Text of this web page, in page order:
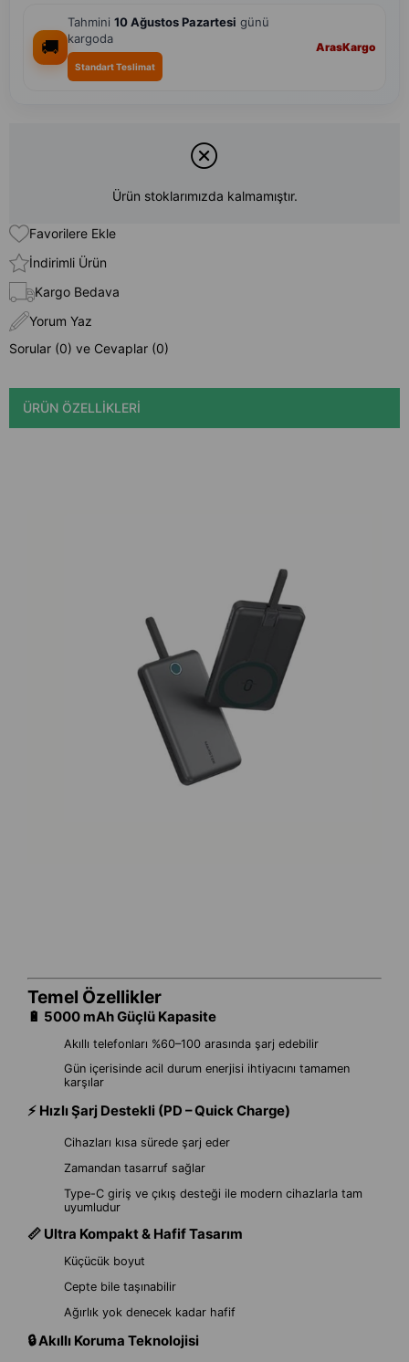
🚚
Tahmini 10 Ağustos Pazartesi günü
kargoda
Standart Teslimat
ArasKargo
Ürün stoklarımızda kalmamıştır.
Favorilere Ekle
İndirimli Ürün
Kargo Bedava
Yorum Yaz
Sorular (0) ve Cevaplar (0)
ÜRÜN ÖZELLIKLERI
Temel Özellikler
🔋 5000 mAh Güçlü Kapasite
Akıllı telefonları %60–100 arasında şarj edebilir
Gün içerisinde acil durum enerjisi ihtiyacını tamamen
karşılar
⚡ Hızlı Şarj Destekli (PD – Quick Charge)
Cihazları kısa sürede şarj eder
Zamandan tasarruf sağlar
Type-C giriş ve çıkış desteği ile modern cihazlarla tam
uyumludur
📏 Ultra Kompakt & Hafif Tasarım
Küçücük boyut
Cepte bile taşınabilir
Ağırlık yok denecek kadar hafif
🔒 Akıllı Koruma Teknolojisi